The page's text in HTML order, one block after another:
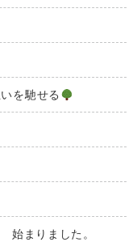
を馳せる
まりました。